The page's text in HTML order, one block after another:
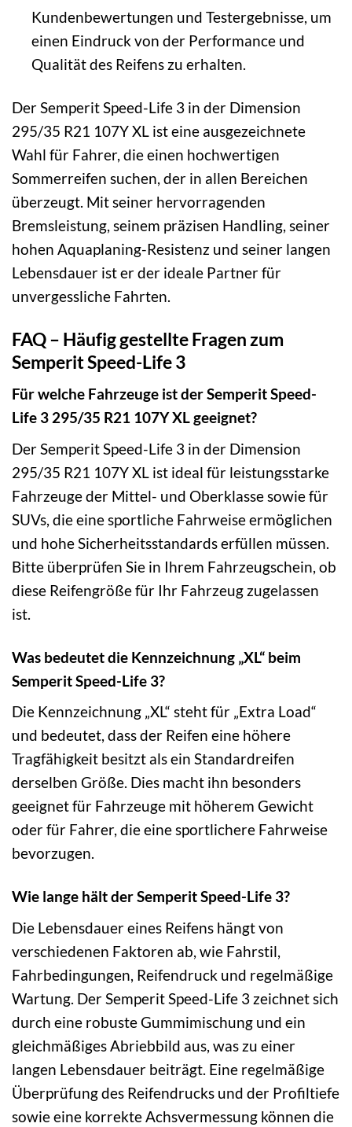
Kundenbewertungen und Testergebnisse, um
einen Eindruck von der Performance und
Qualität des Reifens zu erhalten.
Der Semperit Speed-Life 3 in der Dimension
295/35 R21 107Y XL ist eine ausgezeichnete
Wahl für Fahrer, die einen hochwertigen
Sommerreifen suchen, der in allen Bereichen
überzeugt. Mit seiner hervorragenden
Bremsleistung, seinem präzisen Handling, seiner
hohen Aquaplaning-Resistenz und seiner langen
Lebensdauer ist er der ideale Partner für
unvergessliche Fahrten.
FAQ – Häufig gestellte Fragen zum
Semperit Speed-Life 3
Für welche Fahrzeuge ist der Semperit Speed-
Life 3 295/35 R21 107Y XL geeignet?
Der Semperit Speed-Life 3 in der Dimension
295/35 R21 107Y XL ist ideal für leistungsstarke
Fahrzeuge der Mittel- und Oberklasse sowie für
SUVs, die eine sportliche Fahrweise ermöglichen
und hohe Sicherheitsstandards erfüllen müssen.
Bitte überprüfen Sie in Ihrem Fahrzeugschein, ob
diese Reifengröße für Ihr Fahrzeug zugelassen
ist.
Was bedeutet die Kennzeichnung „XL“ beim
Semperit Speed-Life 3?
Die Kennzeichnung „XL“ steht für „Extra Load“
und bedeutet, dass der Reifen eine höhere
Tragfähigkeit besitzt als ein Standardreifen
derselben Größe. Dies macht ihn besonders
geeignet für Fahrzeuge mit höherem Gewicht
oder für Fahrer, die eine sportlichere Fahrweise
bevorzugen.
Wie lange hält der Semperit Speed-Life 3?
Die Lebensdauer eines Reifens hängt von
verschiedenen Faktoren ab, wie Fahrstil,
Fahrbedingungen, Reifendruck und regelmäßige
Wartung. Der Semperit Speed-Life 3 zeichnet sich
durch eine robuste Gummimischung und ein
gleichmäßiges Abriebbild aus, was zu einer
langen Lebensdauer beiträgt. Eine regelmäßige
Überprüfung des Reifendrucks und der Profiltiefe
sowie eine korrekte Achsvermessung können die